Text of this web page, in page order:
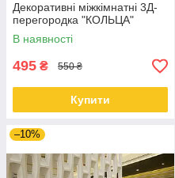
Декоративні міжкімнатні 3Д-
перегородка "КОЛЬЦА"
В наявності
495 ₴ 550 ₴
Купити
–10%